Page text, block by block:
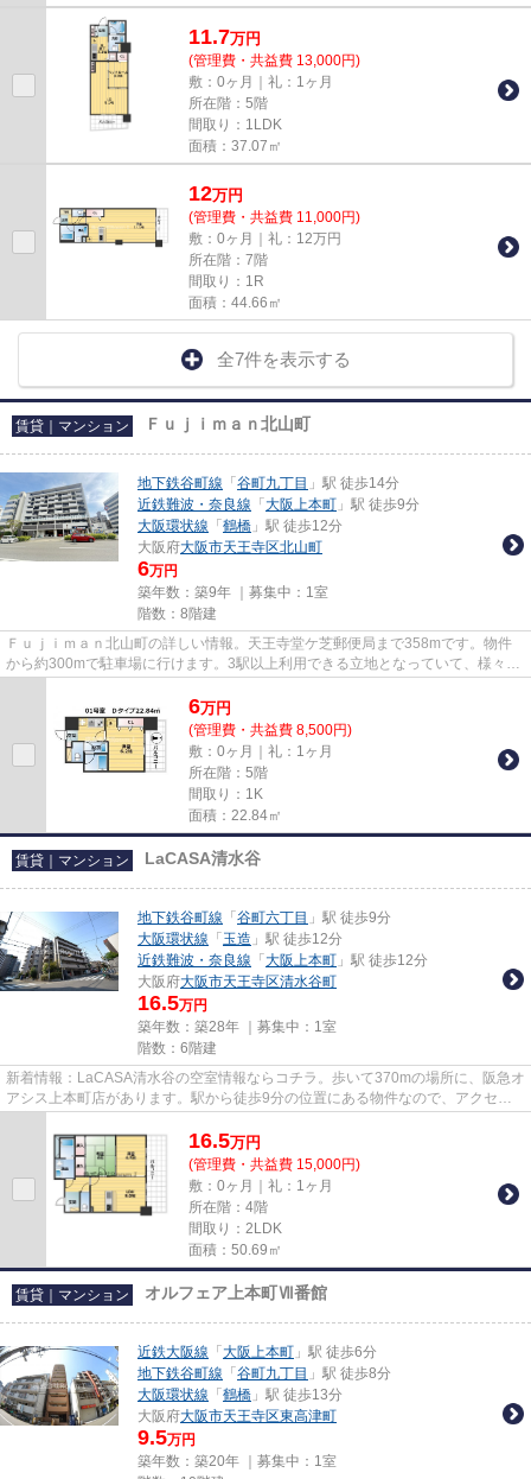
11.7万円
(管理費・共益費 13,000円)
敷：0ヶ月｜礼：1ヶ月
所在階：5階
間取り：1LDK
面積：37.07㎡
12万円
(管理費・共益費 11,000円)
敷：0ヶ月｜礼：12万円
所在階：7階
間取り：1R
面積：44.66㎡
全7件を表示する
賃貸｜マンション Ｆｕｊｉｍａｎ北山町
地下鉄谷町線 「 谷町九丁目 」駅 徒歩14分
近鉄難波・奈良線 「 大阪上本町 」駅 徒歩9分
大阪環状線 「 鶴橋 」駅 徒歩12分
大阪府大阪市天王寺区北山町
6万円
築年数：築9年 ｜募集中： 1室
階数：8階建
Ｆｕｊｉｍａｎ北山町の詳しい情報。天王寺堂ケ芝郵便局まで358mです。物件
から約300mで駐車場に行けます。3駅以上利用できる立地となっていて、様々な
6万円
(管理費・共益費 8,500円)
敷：0ヶ月｜礼：1ヶ月
所在階：5階
間取り：1K
面積：22.84㎡
賃貸｜マンション LaCASA清水谷
地下鉄谷町線 「 谷町六丁目 」駅 徒歩9分
大阪環状線 「 玉造 」駅 徒歩12分
近鉄難波・奈良線 「 大阪上本町 」駅 徒歩12分
大阪府大阪市天王寺区清水谷町
16.5万円
築年数：築28年 ｜募集中： 1室
階数：6階建
新着情報：LaCASA清水谷の空室情報ならコチラ。歩いて370mの場所に、阪急オ
アシス上本町店があります。駅から徒歩9分の位置にある物件なので、アクセス
16.5万円
(管理費・共益費 15,000円)
敷：0ヶ月｜礼：1ヶ月
所在階：4階
間取り：2LDK
面積：50.69㎡
賃貸｜マンション オルフェア上本町Ⅶ番館
近鉄大阪線 「 大阪上本町 」駅 徒歩6分
地下鉄谷町線 「 谷町九丁目 」駅 徒歩8分
大阪環状線 「 鶴橋 」駅 徒歩13分
大阪府大阪市天王寺区東高津町
9.5万円
築年数：築20年 ｜募集中： 1室